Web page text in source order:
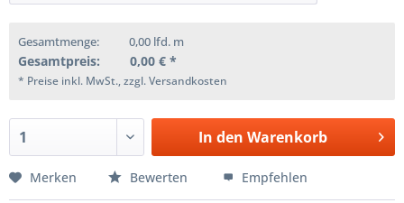
Gesamtmenge: 0,00 lfd. m
Gesamtpreis: 0,00 € *
* Preise inkl. MwSt., zzgl. Versandkosten
In den Warenkorb
Merken Bewerten Empfehlen